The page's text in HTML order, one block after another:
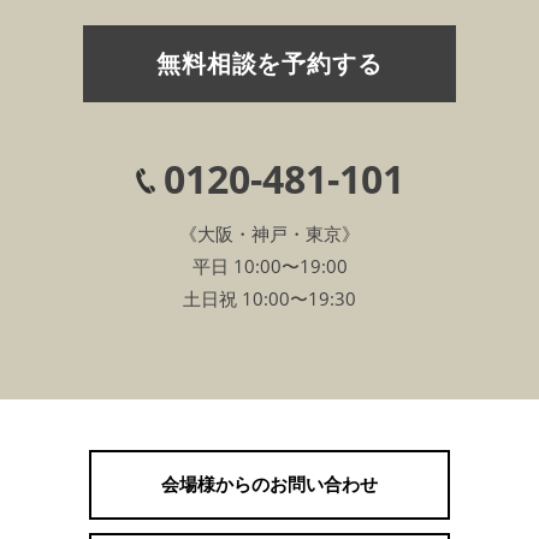
無料相談を予約する
0120-481-101
《大阪・神戸・東京》
平日 10:00〜19:00
土日祝 10:00〜19:30
会場様からのお問い合わせ